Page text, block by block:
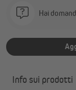
Hai
Info sui prodotti